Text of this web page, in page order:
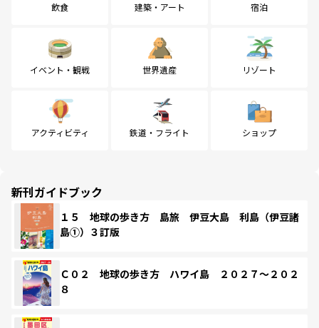
飲食 建築・アート 宿泊
イベント・観戦 世界遺産 リゾート
アクティビティ 鉄道・フライト ショップ
新刊ガイドブック
１５ 地球の歩き方 島旅 伊豆大島 利島（伊豆諸
島①）３訂版
Ｃ０２ 地球の歩き方 ハワイ島 ２０２７～２０２
８